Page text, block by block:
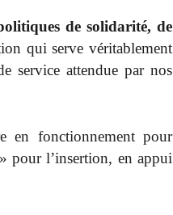
de solidarité, de
qui serve véritablement
service attendue par nos
en fonctionnement pour
pour l’insertion, en appui